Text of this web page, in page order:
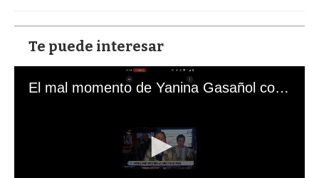
Te puede interesar
El mal momento de Yanina Gasañol con un hincha argentino en "Subrayado"